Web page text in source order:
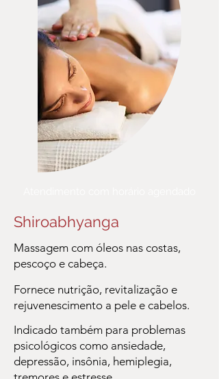
Shiroabhyanga
Massagem com óleos nas costas,
pescoço e cabeça.
Fornece nutrição, revitalização e
rejuvenescimento a pele e cabelos.
Indicado também para problemas
psicológicos como ansiedade,
depressão, insônia, hemiplegia,